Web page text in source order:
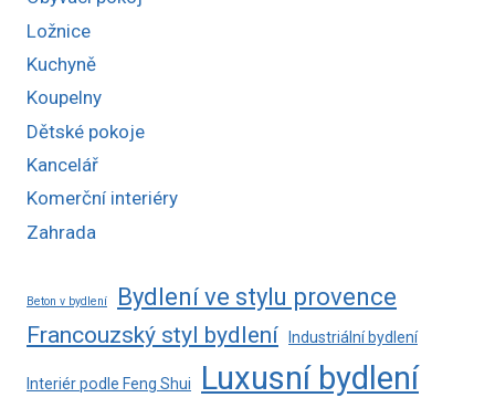
Ložnice
Kuchyně
Koupelny
Dětské pokoje
Kancelář
Komerční interiéry
Zahrada
Beton v bydlení
Bydlení ve stylu provence
Francouzský styl bydlení
Industriální bydlení
Interiér podle Feng Shui Luxusní bydlení